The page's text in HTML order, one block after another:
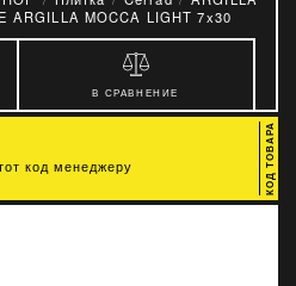
ARGILLA MOCCA LIGHT 7x30
В СРАВНЕНИЕ
код менеджеру